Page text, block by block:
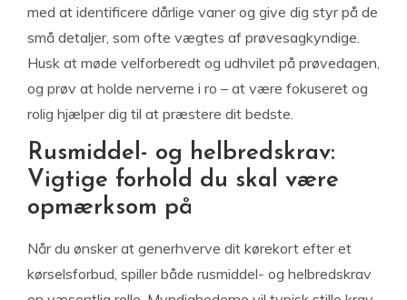
med at identificere dårlige vaner og give dig styr på de
små detaljer, som ofte vægtes af prøvesagkyndige.
Husk at møde velforberedt og udhvilet på prøvedagen,
og prøv at holde nerverne i ro – at være fokuseret og
rolig hjælper dig til at præstere dit bedste.
Rusmiddel- og helbredskrav:
Vigtige forhold du skal være
opmærksom på
Når du ønsker at generhverve dit kørekort efter et
kørselsforbud, spiller både rusmiddel- og helbredskrav